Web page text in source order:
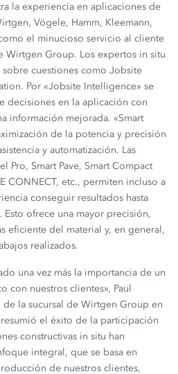
la experiencia en aplicaciones de
Vögele, Hamm, Kleemann,
el minucioso servicio al cliente
Wirtgen Group. Los expertos in situ
cuestiones como Jobsite
Por «Jobsite Intelligence» se
decisiones en la aplicación con
información mejorada. «Smart
de la potencia y precisión
y automatización. Las
Pro, Smart Pave, Smart Compact
CONNECT, etc., permiten incluso a
conseguir resultados hasta
Esto ofrece una mayor precisión,
eficiente del material y, en general,
realizados.
una vez más la importancia de un
con nuestros clientes», Paul
la sucursal de Wirtgen Group en
el éxito de la participación
constructivas in situ han
integral, que se basa en
de nuestros clientes,